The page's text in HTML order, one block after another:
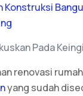
Konstruksi
Pada
renovasi
yang sudah